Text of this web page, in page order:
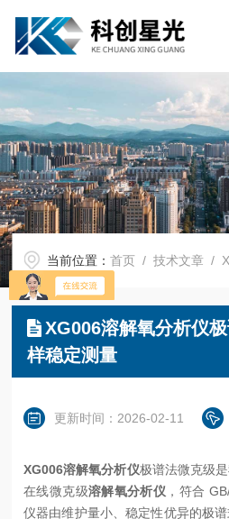
当前位置：首页 /技术文章 /
XG006溶解氧分析仪
样稳定测量
更新时间：2026-02-11
XG006溶解氧分析仪极谱法微克级
在线微克级溶解氧分析仪 ，符合
仪器由维护量小、稳定性优异的极